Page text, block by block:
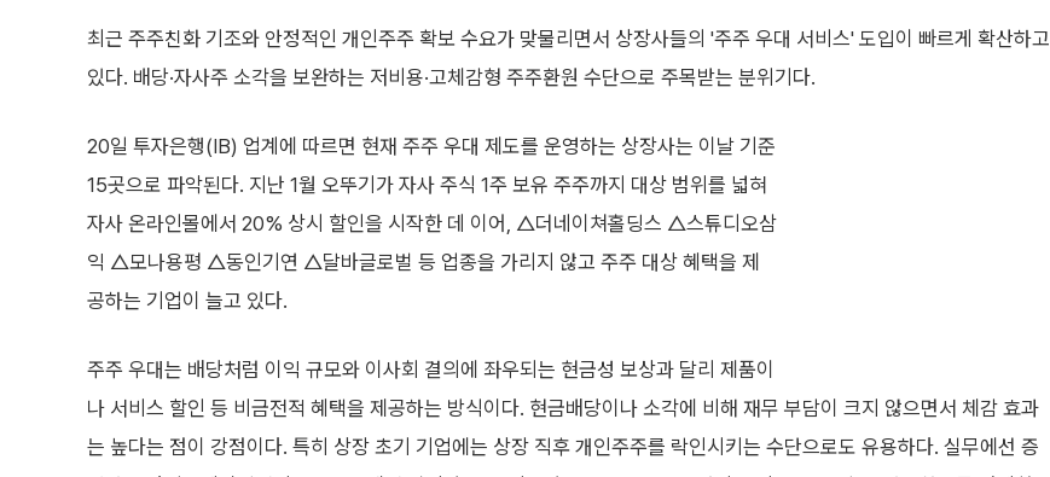
최근 주주친화 기조와 안정적인 개인주주 확보 수요가 맞물리면서 상장사들의 '주주 우대 서비스' 도입이 빠르게 확산하고
있다. 배당·자사주 소각을 보완하는 저비용·고체감형 주주환원 수단으로 주목받는 분위기다.
20일 투자은행(IB) 업계에 따르면 현재 주주 우대 제도를 운영하는 상장사는 이날 기준
15곳으로 파악된다. 지난 1월 오뚜기가 자사 주식 1주 보유 주주까지 대상 범위를 넓혀
자사 온라인몰에서 20% 상시 할인을 시작한 데 이어, △더네이쳐홀딩스 △스튜디오삼
익 △모나용평 △동인기연 △달바글로벌 등 업종을 가리지 않고 주주 대상 혜택을 제
공하는 기업이 늘고 있다.
주주 우대는 배당처럼 이익 규모와 이사회 결의에 좌우되는 현금성 보상과 달리 제품이
나 서비스 할인 등 비금전적 혜택을 제공하는 방식이다. 현금배당이나 소각에 비해 재무 부담이 크지 않으면서 체감 효과
는 높다는 점이 강점이다. 특히 상장 초기 기업에는 상장 직후 개인주주를 락인시키는 수단으로도 유용하다. 실무에선 증